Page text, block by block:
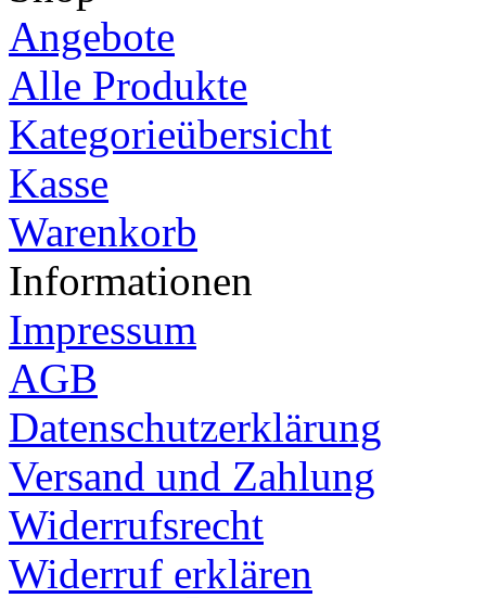
Angebote
Alle Produkte
Kategorieübersicht
Kasse
Warenkorb
Informationen
Impressum
AGB
Datenschutzerklärung
Versand und Zahlung
Widerrufsrecht
Widerruf erklären